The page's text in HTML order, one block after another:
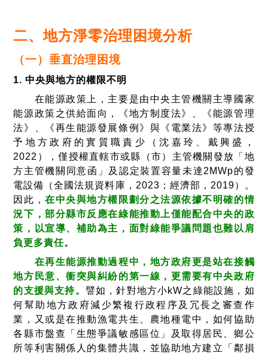
二、地方淨零治理困境分析
（一）垂直治理困境
1. 中央與地方的權限不明
在能源政策上，主要是由中央主管機關主導國家
能源政策之供給面向，《地方制度法》、《能源管理
法》、《再生能源發展條例》與《電業法》等專法授
予地方政府的實質職責少（沈嘉玲、戴興盛，
2022），僅授權直轄市或縣（市）主管機關發放「地
方主管機關同意函」及認定裝置容量未達2MWp的發
電設備（全國法規資料庫，2023；經濟部，2019）。
因此，在中央與地方權限劃分之法源依據不明確的情
況下，部分縣市反應在綠能推動上僅能配合中央的政
策，以宣導、補助為主，面對綠能爭議問題也難以肩
負更多責任。
在再生能源推動過程中，地方政府更是站在接觸
地方民意、衝突與糾紛的第一線，更需要有中央政府
的支援與支持。 譬如，針對地方小kW之綠能設施，如
何幫助地方政府減少繁複行政程序及冗長之審查作
業，又或是在推動漁電共生、農地種電中，如何協助
各縣市盤查「生態爭議敏感區位」及取得居民、鄉公
所等利害關係人的集體共識，並協助地方建立「鄰損